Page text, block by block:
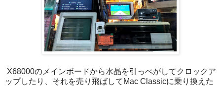
X68000のメインボードから水晶を引っぺがしてクロックア
ップしたり、それを売り飛ばしてMac Classicに乗り換えた